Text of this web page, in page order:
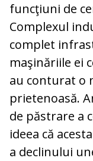
funcţiuni de
Complexul
complet
maşinăriile ei
au conturat o
prietenoasă.
de păstrare a
ideea că
a declinului